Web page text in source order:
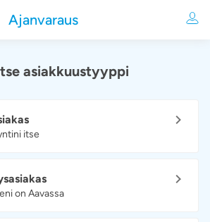
Ajanvaraus
asiakkuustyyppi
itse
on Aavassa